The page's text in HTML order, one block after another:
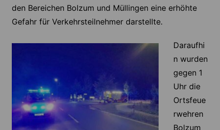
den Bereichen Bolzum und Müllingen eine erhöhte
Gefahr für Verkehrsteilnehmer darstellte.
Daraufhi
n wurden
gegen 1
Uhr die
Ortsfeue
rwehren
Bolzum